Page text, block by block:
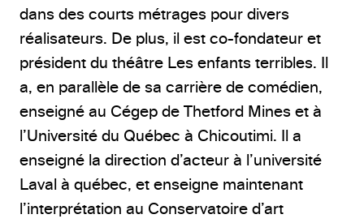
dans des courts métrages pour divers
réalisateurs. De plus, il est co-fondateur et
président du théâtre Les enfants terribles. Il
a, en parallèle de sa carrière de comédien,
enseigné au Cégep de Thetford Mines et à
l’Université du Québec à Chicoutimi. Il a
enseigné la direction d’acteur à l’université
Laval à québec, et enseigne maintenant
l’interprétation au Conservatoire d’art